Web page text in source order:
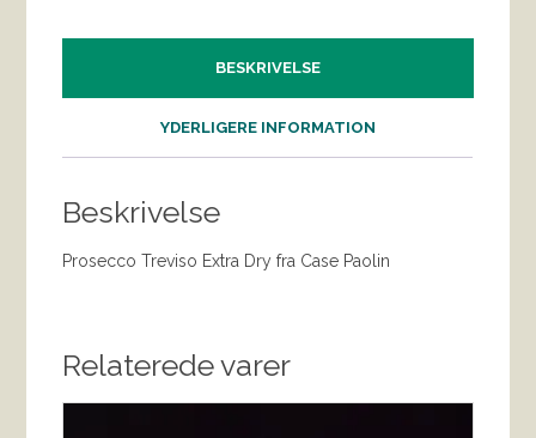
BESKRIVELSE
YDERLIGERE INFORMATION
Beskrivelse
Prosecco Treviso Extra Dry fra Case Paolin
Relaterede varer